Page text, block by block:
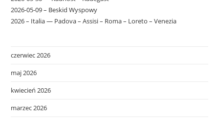
2026-05-09 – Beskid Wyspowy
2026 – Italia — Padova – Assisi – Roma – Loreto – Venezia
czerwiec 2026
maj 2026
kwiecień 2026
marzec 2026